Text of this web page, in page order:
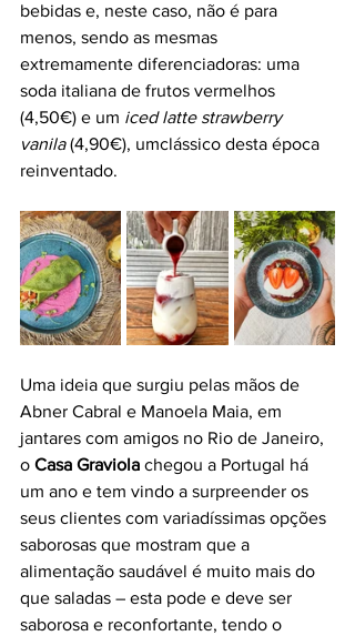
bebidas e, neste caso, não é para
menos, sendo as mesmas
extremamente diferenciadoras: uma
soda italiana de frutos vermelhos
(4,50€) e um iced latte strawberry
vanila (4,90€), umclássico desta época
reinventado.
Uma ideia que surgiu pelas mãos de
Abner Cabral e Manoela Maia, em
jantares com amigos no Rio de Janeiro,
o Casa Graviola chegou a Portugal há
um ano e tem vindo a surpreender os
seus clientes com variadíssimas opções
saborosas que mostram que a
alimentação saudável é muito mais do
que saladas – esta pode e deve ser
saborosa e reconfortante, tendo o